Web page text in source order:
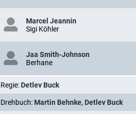
Marcel Jeannin
Sigi Köhler
Jaa Smith-Johnson
Berhane
Regie: Detlev Buck
Drehbuch: Martin Behnke, Detlev Buck